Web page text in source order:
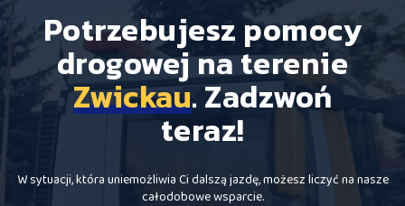
Potrzebujesz pomocy
drogowej na terenie
Zwickau. Zadzwoń
teraz!
W sytuacji, która uniemożliwia Ci dalszą jazdę, możesz liczyć na nasze
całodobowe wsparcie.